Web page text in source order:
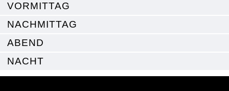
VORMITTAG
NACHMITTAG
ABEND
NACHT